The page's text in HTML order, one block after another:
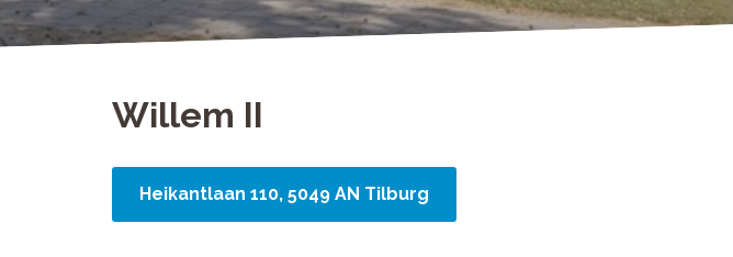
Willem II
Heikantlaan 110, 5049 AN Tilburg